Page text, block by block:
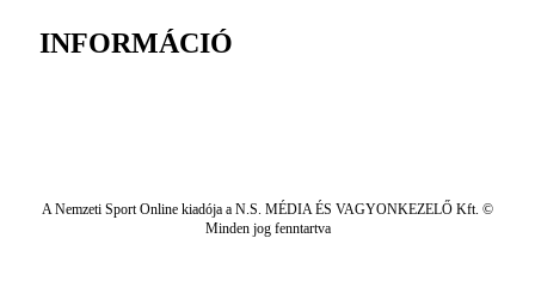
INFORMÁCIÓ
A Nemzeti Sport Online kiadója a N.S. MÉDIA ÉS VAGYONKEZELŐ Kft. ©
Minden jog fenntartva